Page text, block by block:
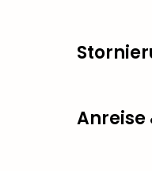
Anreise